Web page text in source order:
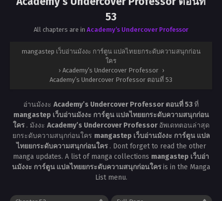
53
All chapters are in Academy’s Undercover Professor
mangastep เว็บอ่านมังงะ การ์ตูน แปลไทยยกระดับความสนุกก่อน
ใคร
› Academy’s Undercover Professor ›
Academy’s Undercover Professor ตอนที่ 53
อ่านมังงะ Academy’s Undercover Professor ตอนที่ 53ที่
mangastep เว็บอ่านมังงะ การ์ตูน แปลไทยยกระดับความสนุกก่อน
ใคร . มังงะ Academy’s Undercover Professor อัพเดทตอนล่าสุด
ยกระดับความสนุกก่อนใคร mangastep เว็บอ่านมังงะ การ์ตูน แปล
ไทยยกระดับความสนุกก่อนใคร . Dont forget to read the other
manga updates. A list of manga collections mangastep เว็บอ่า
นมังงะ การ์ตูน แปลไทยยกระดับความสนุกก่อนใครis in the Manga
List menu.